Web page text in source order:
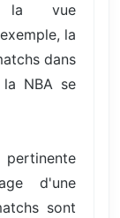
la vue
la
dans
NBA se
d'une
sont